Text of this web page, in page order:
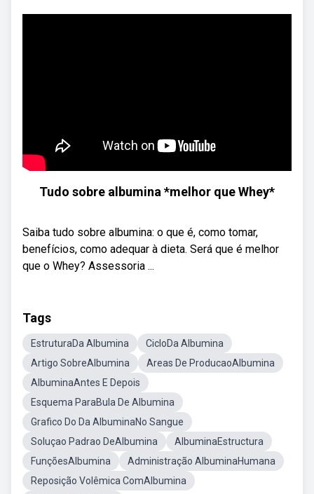
Tudo sobre albumina *melhor que Whey*
Saiba tudo sobre albumina: o que é, como tomar,
benefícios, como adequar à dieta. Será que é melhor
que o Whey? Assessoria ...
Tags
EstruturaDa Albumina
CicloDa Albumina
Artigo SobreAlbumina
Areas De ProducaoAlbumina
AlbuminaAntes E Depois
Esquema ParaBula De Albumina
Grafico Do Da AlbuminaNo Sangue
Soluçao Padrao DeAlbumina
AlbuminaEstructura
FunçõesAlbumina
Administração AlbuminaHumana
Reposição Volêmica ComAlbumina